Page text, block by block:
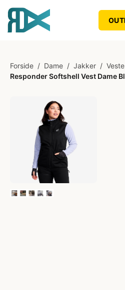
Forside / Dame / Jakker / Veste
Responder Softshell Vest Dame